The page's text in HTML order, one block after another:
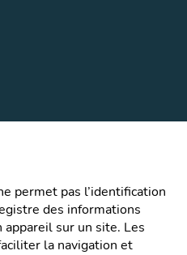
permet pas l’identification
des informations
appareil sur un site. Les
la navigation et